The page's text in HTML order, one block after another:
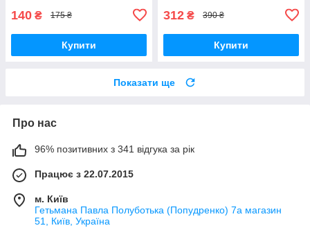
140 ₴ 175 ₴
Купити
312 ₴ 390 ₴
Купити
Показати ще
Про нас
96% позитивних з 341 відгука за рік
Працює з 22.07.2015
м. Київ
Гетьмана Павла Полуботька (Попудренко) 7а магазин
51, Київ, Україна